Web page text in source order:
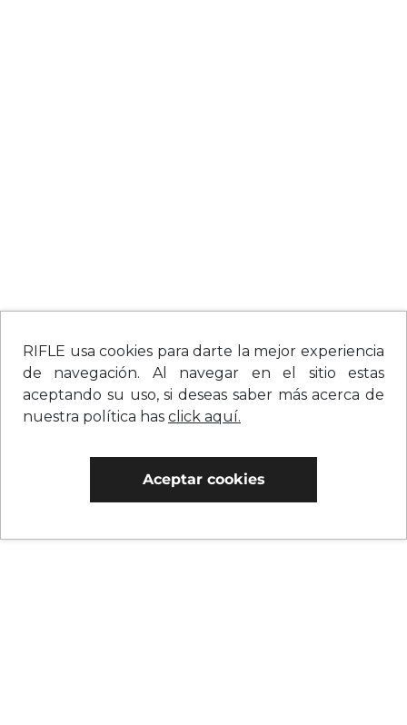
RIFLE usa cookies para darte la mejor experiencia
de navegación. Al navegar en el sitio estas
aceptando su uso, si deseas saber más acerca de
nuestra política has click aquí.
Aceptar cookies